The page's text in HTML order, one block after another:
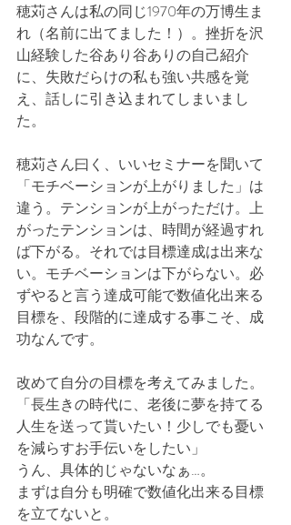
穂苅さんは私の同じ1970年の万博生ま
れ（名前に出てました！）。挫折を沢
山経験した谷あり谷ありの自己紹介
に、失敗だらけの私も強い共感を覚
え、話しに引き込まれてしまいまし
た。
穂苅さん曰く、いいセミナーを聞いて
「モチベーションが上がりました」は
違う。テンションが上がっただけ。上
がったテンションは、時間が経過すれ
ば下がる。それでは目標達成は出来な
い。モチベーションは下がらない。必
ずやると言う達成可能で数値化出来る
目標を、段階的に達成する事こそ、成
功なんです。
改めて自分の目標を考えてみました。
「長生きの時代に、老後に夢を持てる
人生を送って貰いたい！少しでも憂い
を減らすお手伝いをしたい」
うん、具体的じゃないなぁ…。
まずは自分も明確で数値化出来る目標
を立てないと。